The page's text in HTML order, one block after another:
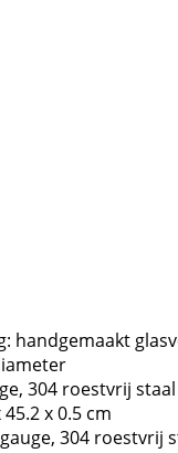
handgemaakt
304 roestvrij staal
x 0.5 cm
304 roestvrij